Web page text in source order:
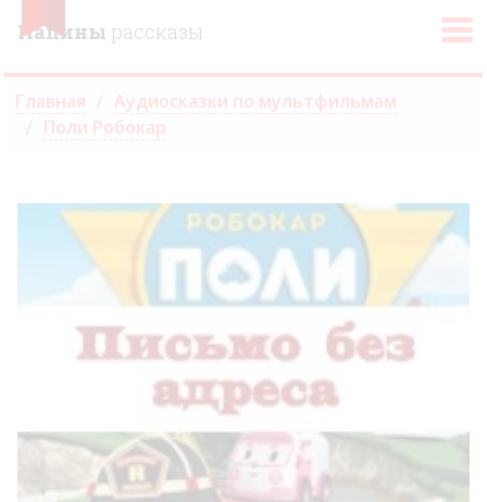
Папины рассказы
Главная
Аудиосказки по мультфильмам
Поли Робокар